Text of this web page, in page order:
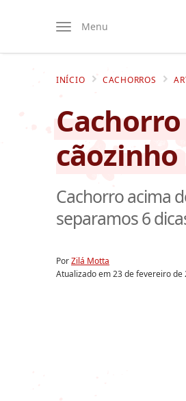
Menu
INÍCIO CACHORROS
Cachorro acima
separamos 6
PorZilá Motta
Atualizado em23 de fevereiro de